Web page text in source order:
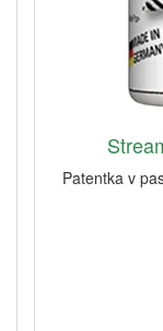
Patentka v